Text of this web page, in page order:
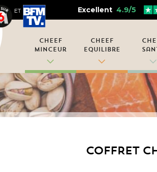
ET Excellent 4.9/5
Cheef
Minceur
Cheef
Equilibre
COFFRET